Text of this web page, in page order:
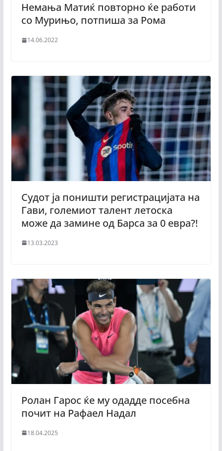
Немања Матиќ повторно ќе работи
со Мурињо, потпиша за Рома
14.06.2022
Судот ја поништи регистрацијата на
Гави, големиот талент летоска
може да замине од Барса за 0 евра?!
13.03.2023
Ролан Гарос ќе му одадде посебна
почит на Рафаел Надал
18.04.2025